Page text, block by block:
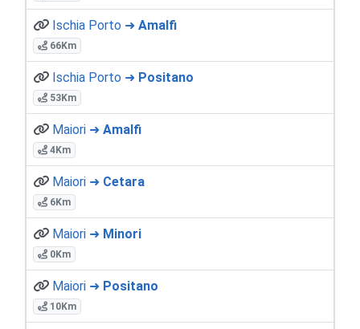
Ischia Porto ➜ Amalfi
66Km
Ischia Porto ➜ Positano
53Km
Maiori ➜ Amalfi
4Km
Maiori ➜ Cetara
6Km
Maiori ➜ Minori
0Km
Maiori ➜ Positano
10Km